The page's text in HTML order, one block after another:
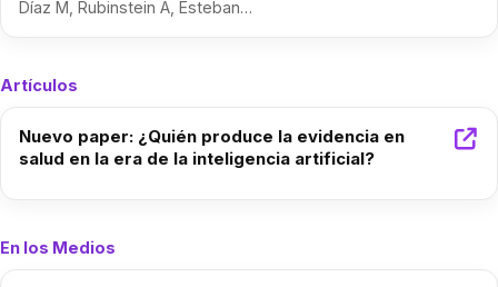
Díaz M, Rubinstein A, Esteban…
Artículos
Nuevo paper: ¿Quién produce la evidencia en
salud en la era de la inteligencia artificial?
En los Medios